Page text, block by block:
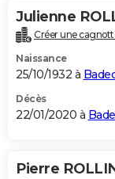
Julienne
Créer une
Naissance
25/10/1932 à
Décès
22/01/2020 à
Pierre